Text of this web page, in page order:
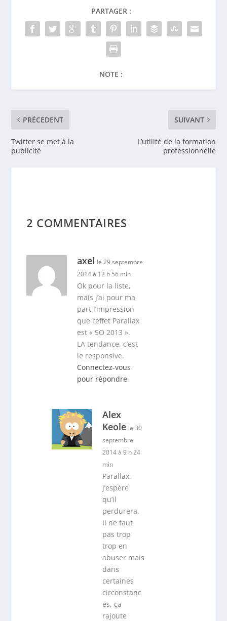
PRÉCEDENT SUIVANT
2 COMMENTAIRES
part l’impression
LA tendance, c’est
le responsive.
Connectez-vous
pour répondre
Alex
Keole
septembre
2014 à 9 h 24
min
qu’il
perdurera.
pas trop
trop en
abuser mais
dans
certaines
circonstanc
es, ça
rajoute
vraiment un
truc sympa
au
défilement
des pages.